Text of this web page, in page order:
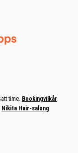
time. Bookingvilkår.
Nikita Hair-salong.